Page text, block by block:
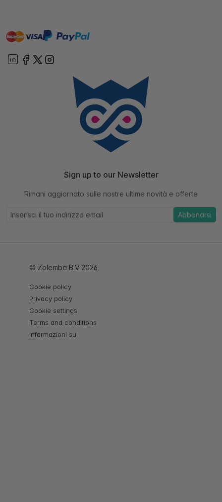
mastervisa paypal
Sign up to our Newsletter
Rimani aggiornato sulle nostre ultime novità e offerte
Abbonarsi
© Zolemba B.V 2026
Cookie policy
Privacy policy
Cookie settings
Terms and conditions
Informazioni su